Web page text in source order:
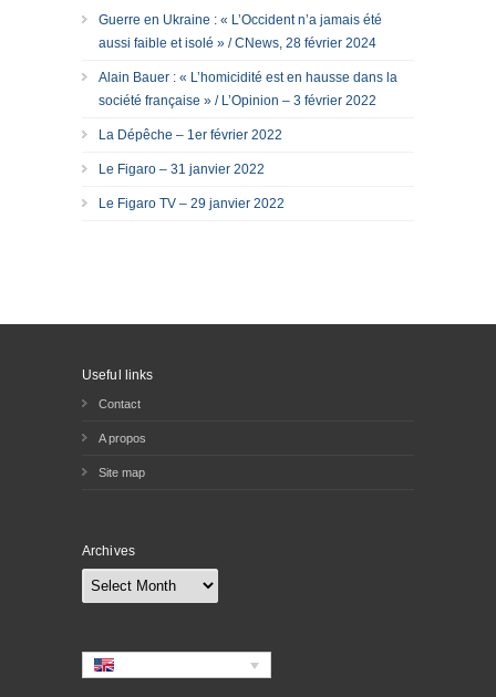
Guerre en Ukraine : « L’Occident n’a jamais été
aussi faible et isolé » / CNews, 28 février 2024
Alain Bauer : « L’homicidité est en hausse dans la
société française » / L’Opinion – 3 février 2022
La Dépêche – 1er février 2022
Le Figaro – 31 janvier 2022
Le Figaro TV – 29 janvier 2022
Useful links
Contact
A propos
Site map
Archives
Archives